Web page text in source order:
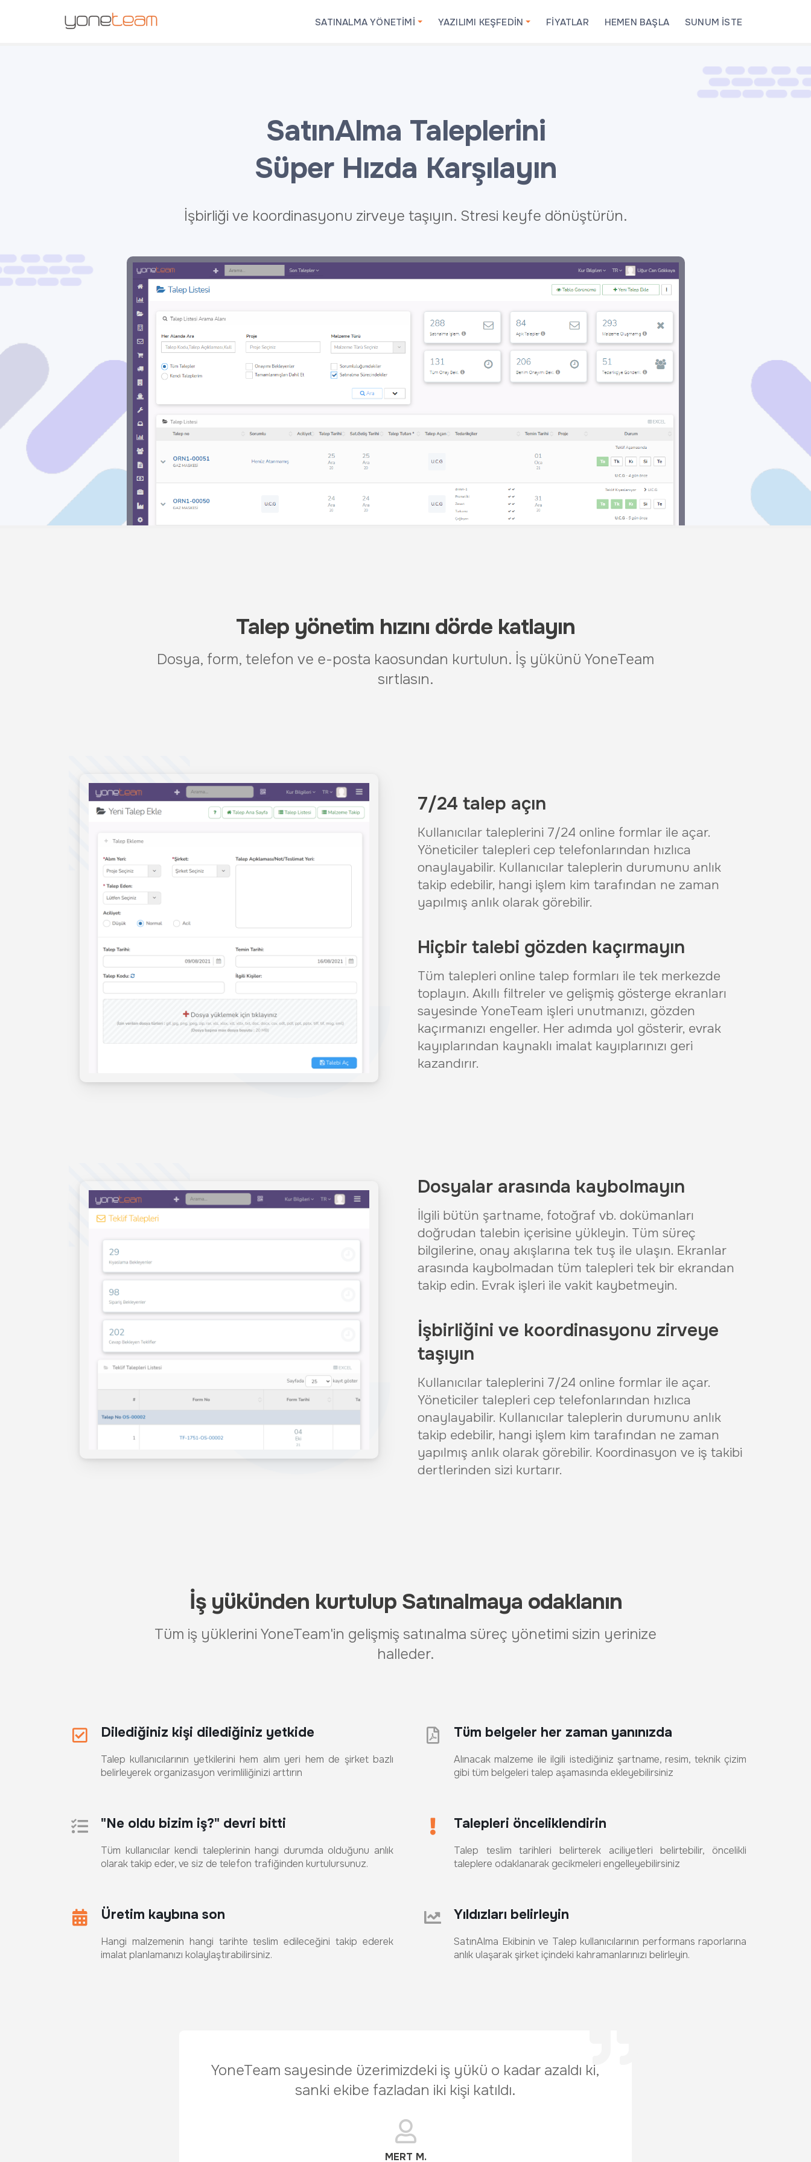
SATINALMA YÖNETİMİ YAZILIMI KEŞFEDİN FİYATLAR HEMEN BAŞLA SUNUM İSTE
SatınAlma Taleplerini
Süper Hızda Karşılayın
İşbirliği ve koordinasyonu zirveye taşıyın. Stresi keyfe dönüştürün.
Talep yönetim hızını dörde katlayın
Dosya, form, telefon ve e-posta kaosundan kurtulun. İş yükünü YoneTeam
sırtlasın.
7/24 talep açın
Kullanıcılar taleplerini 7/24 online formlar ile açar.
Yöneticiler talepleri cep telefonlarından hızlıca
onaylayabilir. Kullanıcılar taleplerin durumunu anlık
takip edebilir, hangi işlem kim tarafından ne zaman
yapılmış anlık olarak görebilir.
Hiçbir talebi gözden kaçırmayın
Tüm talepleri online talep formları ile tek merkezde
toplayın. Akıllı filtreler ve gelişmiş gösterge ekranları
sayesinde YoneTeam işleri unutmanızı, gözden
kaçırmanızı engeller. Her adımda yol gösterir, evrak
kayıplarından kaynaklı imalat kayıplarınızı geri
kazandırır.
Dosyalar arasında kaybolmayın
İlgili bütün şartname, fotoğraf vb. dokümanları
doğrudan talebin içerisine yükleyin. Tüm süreç
bilgilerine, onay akışlarına tek tuş ile ulaşın. Ekranlar
arasında kaybolmadan tüm talepleri tek bir ekrandan
takip edin. Evrak işleri ile vakit kaybetmeyin.
İşbirliğini ve koordinasyonu zirveye
taşıyın
Kullanıcılar taleplerini 7/24 online formlar ile açar.
Yöneticiler talepleri cep telefonlarından hızlıca
onaylayabilir. Kullanıcılar taleplerin durumunu anlık
takip edebilir, hangi işlem kim tarafından ne zaman
yapılmış anlık olarak görebilir. Koordinasyon ve iş takibi
dertlerinden sizi kurtarır.
İş yükünden kurtulup Satınalmaya odaklanın
Tüm iş yüklerini YoneTeam'in gelişmiş satınalma süreç yönetimi sizin yerinize
halleder.
Dilediğiniz kişi dilediğiniz yetkide
Talep kullanıcılarının yetkilerini hem alım yeri hem de şirket bazlı
belirleyerek organizasyon verimliliğinizi arttırın
Tüm belgeler her zaman yanınızda
Alınacak malzeme ile ilgili istediğiniz şartname, resim, teknik çizim
gibi tüm belgeleri talep aşamasında ekleyebilirsiniz
"Ne oldu bizim iş?" devri bitti
Tüm kullanıcılar kendi taleplerinin hangi durumda olduğunu anlık
olarak takip eder, ve siz de telefon trafiğinden kurtulursunuz.
Talepleri önceliklendirin
Talep teslim tarihleri belirterek aciliyetleri belirtebilir, öncelikli
taleplere odaklanarak gecikmeleri engelleyebilirsiniz
Üretim kaybına son
Hangi malzemenin hangi tarihte teslim edileceğini takip ederek
imalat planlamanızı kolaylaştırabilirsiniz.
Yıldızları belirleyin
SatınAlma Ekibinin ve Talep kullanıcılarının performans raporlarına
anlık ulaşarak şirket içindeki kahramanlarınızı belirleyin.
YoneTeam sayesinde üzerimizdeki iş yükü o kadar azaldı ki,
sanki ekibe fazladan iki kişi katıldı.
MERT M.